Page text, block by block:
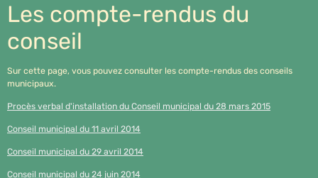
Les compte-rendus du
conseil
Sur cette page, vous pouvez consulter les compte-rendus des conseils
municipaux.
Procès verbal d'installation du Conseil municipal du 28 mars 2015
Conseil municipal du 11 avril 2014
Conseil municipal du 29 avril 2014
Conseil municipal du 24 juin 2014